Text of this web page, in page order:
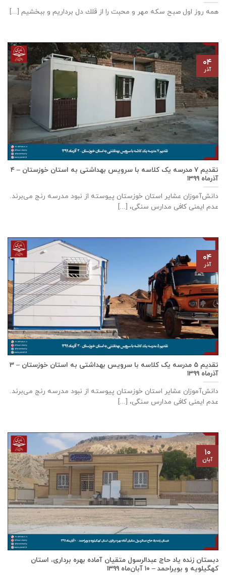
همه روز اول صبح سكه مهر و محبت را از قلك دل برداريم و ببخشيم [...]
تقدیم ۷ مدرسه یک کلاسه با سرويس بهداشتی به استان خوزستان – ۴
آذر‌ماه ۱۳۹۹
دانش‌آموزان عشایر استان خوزستان پيوسته از نبود مدرسه رنج می‌برند.
عدم ایمنی کافی مدارس سنگی، [...]
۰۴
آذر
تقدیم ۵ مدرسه یک کلاسه با سرويس بهداشتی به استان خوزستان – ۳
آذر‌ماه ۱۳۹۹
دانش‌آموزان عشایر استان خوزستان پيوسته از نبود مدرسه رنج می‌برند.
عدم ایمنی کافی مدارس سنگی، [...]
۰۴
آذر
دبستان زنده ياد حاج عبدالرسول متقيان آماده بهره برداری، استان
كهگيلويه و بويراحمد – ۱۰ آبان‌ماه ۱۳۹۹
۱۰
آبان